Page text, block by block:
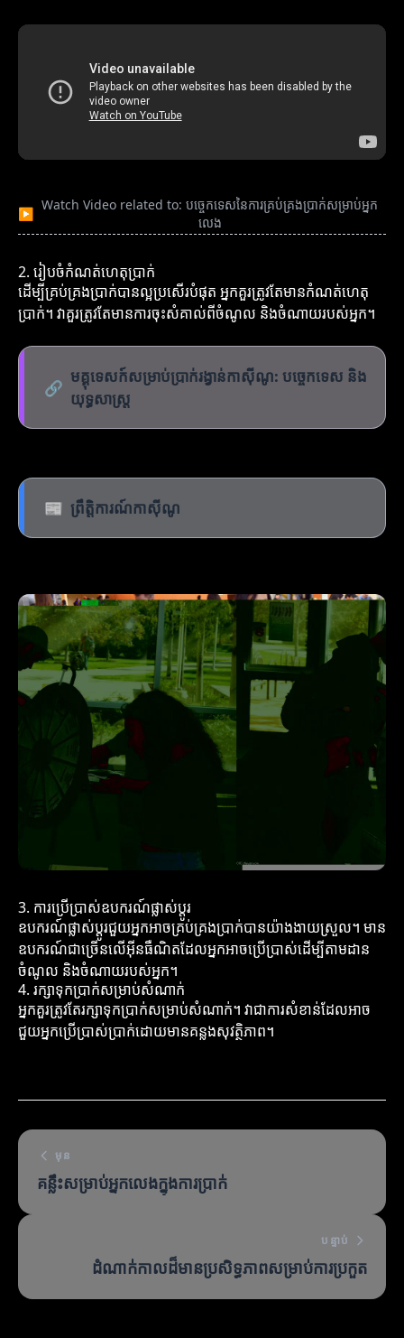
▶
Watch Video related to: បច្ចេកទេសនៃការគ្រប់គ្រងប្រាក់សម្រាប់អ្នក
លេង
2. រៀបចំកំណត់ហេតុប្រាក់
ដើម្បីគ្រប់គ្រងប្រាក់បានល្អប្រសើរបំផុត អ្នកគួរត្រូវតែមានកំណត់ហេតុ
ប្រាក់។ វាគួរត្រូវតែមានការចុះសំគាល់ពីចំណូល និងចំណាយរបស់អ្នក។
🔗
មគ្គុទេសក៍សម្រាប់ប្រាក់រង្វាន់កាស៊ីណូ: បច្ចេកទេស និង
យុទ្ធសាស្ត្រ
📰 ព្រឹត្តិការណ៍កាស៊ីណូ
3. ការប្រើប្រាស់ឧបករណ៍ផ្លាស់ប្តូរ
ឧបករណ៍ផ្លាស់ប្តូរជួយអ្នកអាចគ្រប់គ្រងប្រាក់បានយ៉ាងងាយស្រួល។ មាន
ឧបករណ៍ជាច្រើនលើអ៊ីនធឺណិតដែលអ្នកអាចប្រើប្រាស់ដើម្បីតាមដាន
ចំណូល និងចំណាយរបស់អ្នក។
4. រក្សាទុកប្រាក់សម្រាប់សំណាក់
អ្នកគួរត្រូវតែរក្សាទុកប្រាក់សម្រាប់សំណាក់។ វាជាការសំខាន់ដែលអាច
ជួយអ្នកប្រើប្រាស់ប្រាក់ដោយមានគន្លងសុវត្ថិភាព។
មុន
គន្លឹះសម្រាប់អ្នកលេងក្នុងការប្រាក់
បន្ទាប់
ដំណាក់កាលដ៏មានប្រសិទ្ធភាពសម្រាប់ការប្រកួត